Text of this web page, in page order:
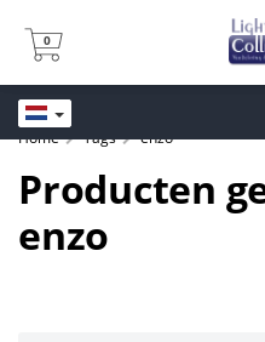
0
0
Home Tags enzo
Producten
enzo